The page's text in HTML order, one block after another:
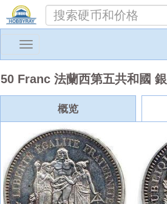
Toggle
50 Franc 法蘭西第五共和國 銀
概览